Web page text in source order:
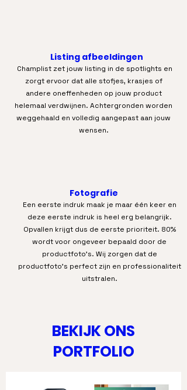
Listing afbeeldingen
Champlist zet jouw listing in de spotlights en
zorgt ervoor dat alle stofjes, krasjes of
andere oneffenheden op jouw product
helemaal verdwijnen. Achtergronden worden
weggehaald en volledig aangepast aan jouw
wensen.
Fotografie
Een eerste indruk maak je maar één keer en
deze eerste indruk is heel erg belangrijk.
Opvallen krijgt dus de eerste prioriteit. 80%
wordt voor ongeveer bepaald door de
productfoto’s. Wij zorgen dat de
productfoto's perfect zijn en professionaliteit
uitstralen.
BEKIJK ONS
PORTFOLIO